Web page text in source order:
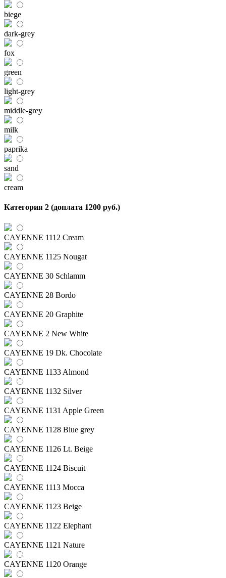
biege
dark-grey
fox
green
light-grey
middle-grey
milk
paprika
sand
cream
Категория 2 (доплата 1200 руб.)
CAYENNE 1112 Cream
CAYENNE 1125 Nougat
CAYENNE 30 Schlamm
CAYENNE 28 Bordo
CAYENNE 20 Graphite
CAYENNE 2 New White
CAYENNE 19 Dk. Chocolate
CAYENNE 1133 Almond
CAYENNE 1132 Silver
CAYENNE 1131 Apple Green
CAYENNE 1128 Blue grey
CAYENNE 1126 Lt. Beige
CAYENNE 1124 Biscuit
CAYENNE 1113 Mocca
CAYENNE 1123 Beige
CAYENNE 1122 Elephant
CAYENNE 1121 Nature
CAYENNE 1120 Orange